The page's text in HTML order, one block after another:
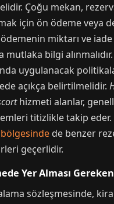
Çoğu mekan,
için ön ödeme veya
miktarı ve
mutlaka bilgi
uygulanacak
açıkça belirtilmelidir.
hizmeti alanlar,
titizlikle takip eder.
de benzer
geçerlidir.
Yer Alması
sözleşmesinde,